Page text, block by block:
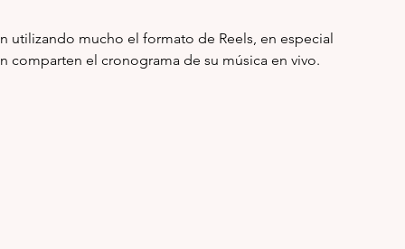
utilizando mucho el formato de Reels, en especial
comparten el cronograma de su música en vivo.